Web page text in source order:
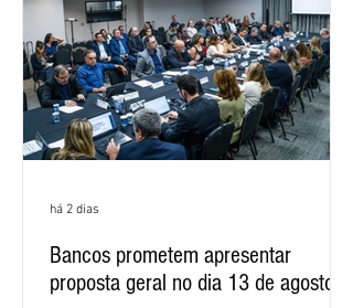
proposta. O entendimento é que a
proposta
Bancos prometem apresentar
proposta geral no dia 13 de agosto
há 2 dias